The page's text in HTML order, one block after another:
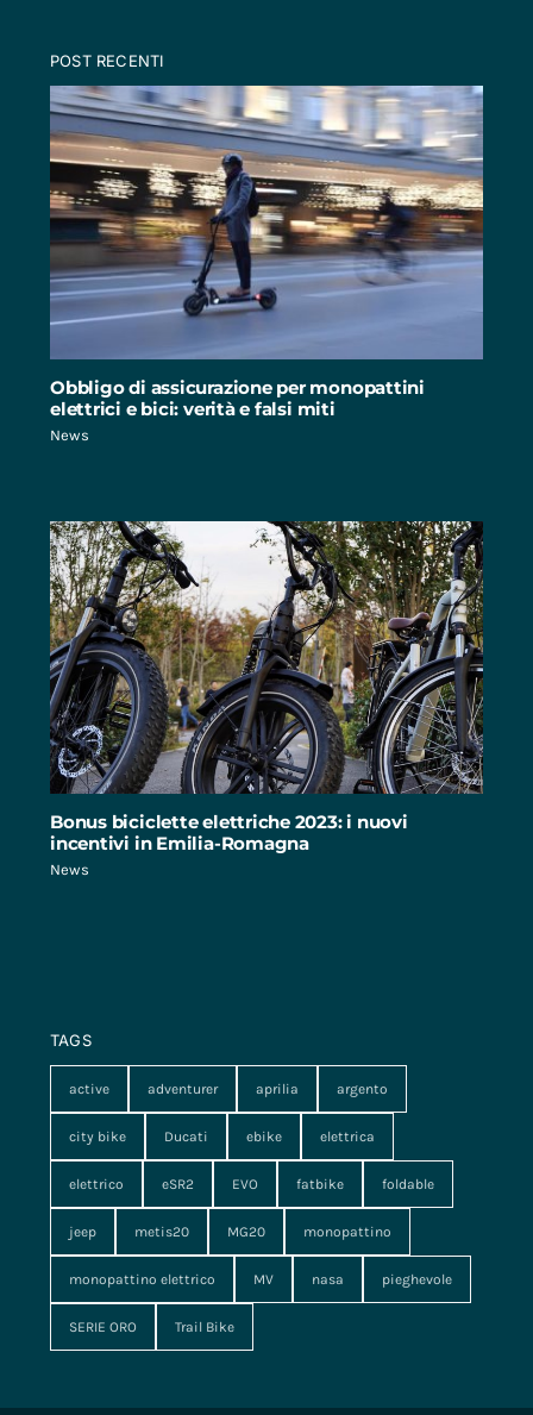
POST RECENTI
Obbligo di assicurazione per monopattini
elettrici e bici: verità e falsi miti
News
Bonus biciclette elettriche 2023: i nuovi
incentivi in Emilia-Romagna
News
TAGS
active adventurer aprilia argento
city bike Ducati ebike elettrica
elettrico eSR2 EVO fatbike foldable
jeep metis20 MG20 monopattino
monopattino elettrico MV nasa pieghevole
SERIE ORO Trail Bike